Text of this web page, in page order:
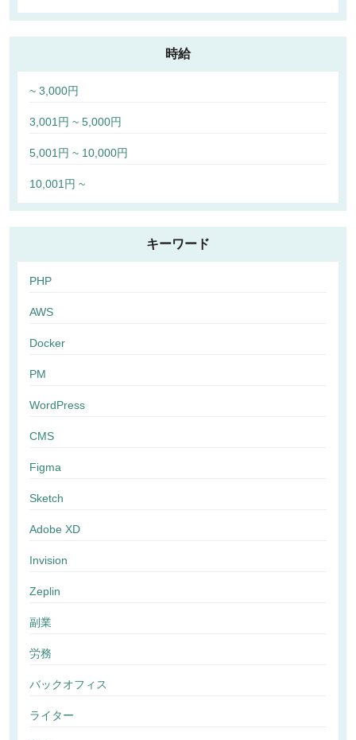
時給
~ 3,000円
3,001円 ~ 5,000円
5,001円 ~ 10,000円
10,001円 ~
キーワード
PHP
AWS
Docker
PM
WordPress
CMS
Figma
Sketch
Adobe XD
Invision
Zeplin
副業
労務
バックオフィス
ライター